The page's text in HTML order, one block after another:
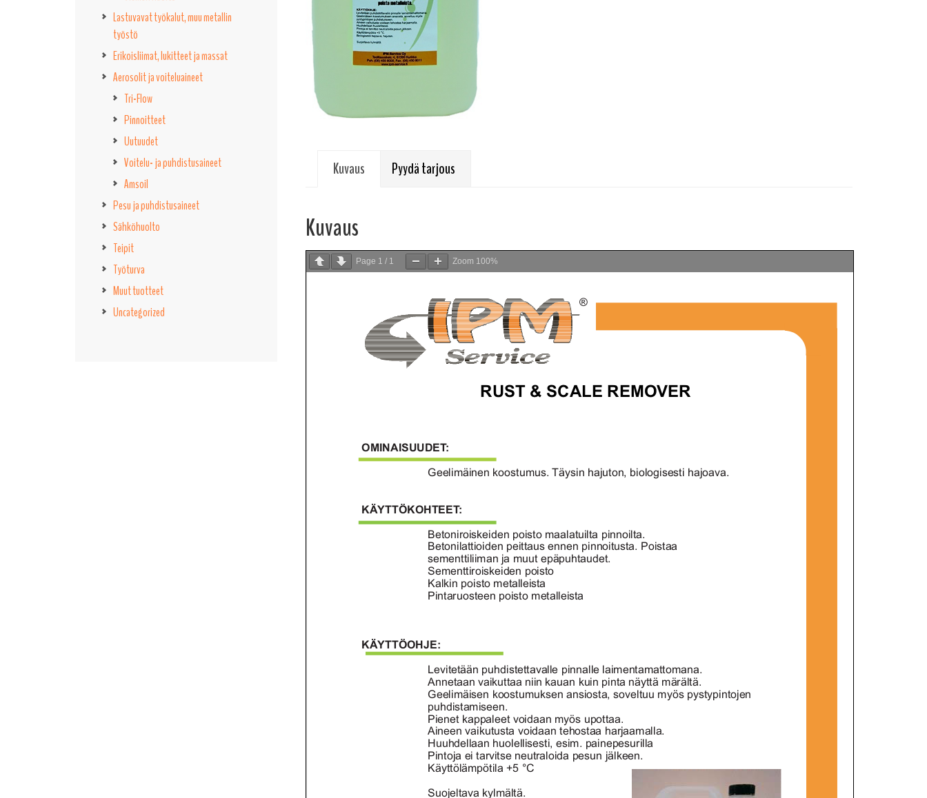
Kuvaus Pyydä tarjous
Kuvaus
Page 1 / 1 Zoom 100%
Lastuvavat työkalut, muu metallin
työstö
Erikoisliimat, lukitteet ja massat
Aerosolit ja voiteluaineet
Tri-Flow
Pinnoitteet
Uutuudet
Voitelu- ja puhdistusaineet
Amsoil
Pesu ja puhdistusaineet
Sähköhuolto
Teipit
Työturva
Muut tuotteet
Uncategorized